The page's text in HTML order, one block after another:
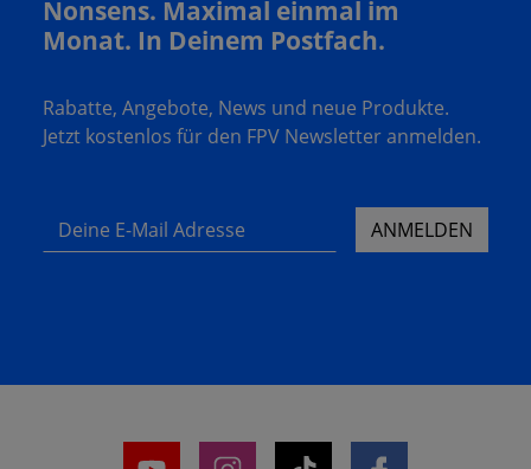
Nonsens. Maximal einmal im
Monat. In Deinem Postfach.
Rabatte, Angebote, News und neue Produkte.
Jetzt kostenlos für den FPV Newsletter anmelden.
Deine E-Mail Adresse ANMELDEN